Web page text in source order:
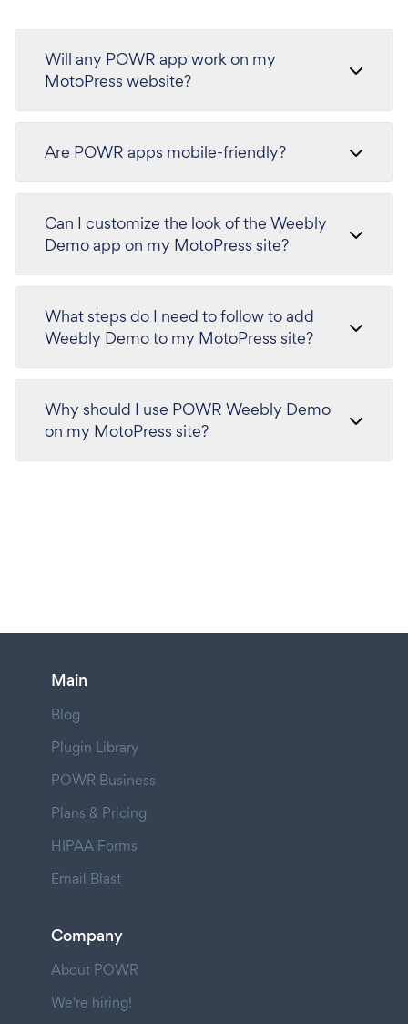
Will any POWR app work on my
MotoPress website?
Are POWR apps mobile-friendly?
Can I customize the look of the Weebly
Demo app on my MotoPress site?
What steps do I need to follow to add
Weebly Demo to my MotoPress site?
Why should I use POWR Weebly Demo
on my MotoPress site?
Main
Blog
Plugin Library
POWR Business
Plans & Pricing
HIPAA Forms
Email Blast
Company
About POWR
We're hiring!